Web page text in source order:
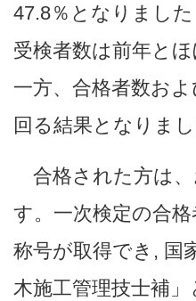
47.8％となりました
受検者数は前年と
一方、合格者数お
回る結果となりまし
合格された方は、
す。一次検定の合
称号が取得でき, 国
木施工管理技士補